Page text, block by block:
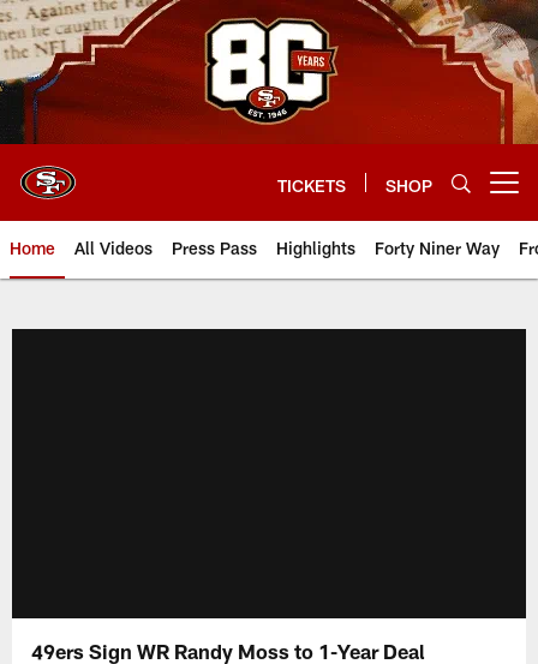
Skip
to
main
content
TICKETS SHOP
Home All Videos Press Pass Highlights Forty Niner Way
49ers Sign WR Randy Moss to 1-Year Deal